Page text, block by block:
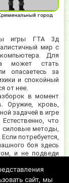
игры ГТА 3д
мир с
Для
может стать
опасаетесь за
и спокойный
от нее.
в момент
Оружие, кровь,
задачей в игре
что
силовые методы,
потребуется,
боя здесь
и не подведи
Тогда
Но и выгода от
город
сайт, мы